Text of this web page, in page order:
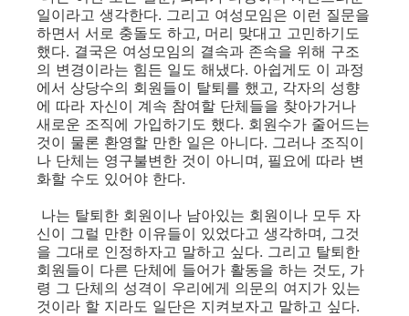
일이라고 생각한다. 그리고 여성모임은 이런 질문을
하면서 서로 충돌도 하고, 머리 맞대고 고민하기도
했다. 결국은 여성모임의 결속과 존속을 위해 구조
의 변경이라는 힘든 일도 해냈다. 아쉽게도 이 과정
에서 상당수의 회원들이 탈퇴를 했고, 각자의 성향
에 따라 자신이 계속 참여할 단체들을 찾아가거나
새로운 조직에 가입하기도 했다. 회원수가 줄어드는
것이 물론 환영할 만한 일은 아니다. 그러나 조직이
나 단체는 영구불변한 것이 아니며, 필요에 따라 변
화할 수도 있어야 한다.
나는 탈퇴한 회원이나 남아있는 회원이나 모두 자
신이 그럴 만한 이유들이 있었다고 생각하며, 그것
을 그대로 인정하자고 말하고 싶다. 그리고 탈퇴한
회원들이 다른 단체에 들어가 활동을 하는 것도, 가
령 그 단체의 성격이 우리에게 의문의 여지가 있는
것이라 할 지라도 일단은 지켜보자고 말하고 싶다.